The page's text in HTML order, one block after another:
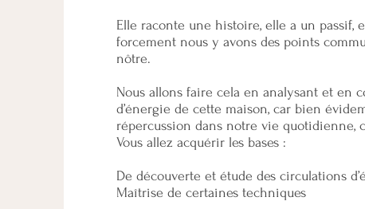
Elle raconte une histoire, elle a un passif,
forcement nous y avons des points
nôtre.
Nous allons faire cela en analysant et en
d’énergie de cette maison, car bien
répercussion dans notre vie quotidienne,
Vous allez acquérir les bases :
De découverte et étude des circulations
Maîtrise de certaines techniques